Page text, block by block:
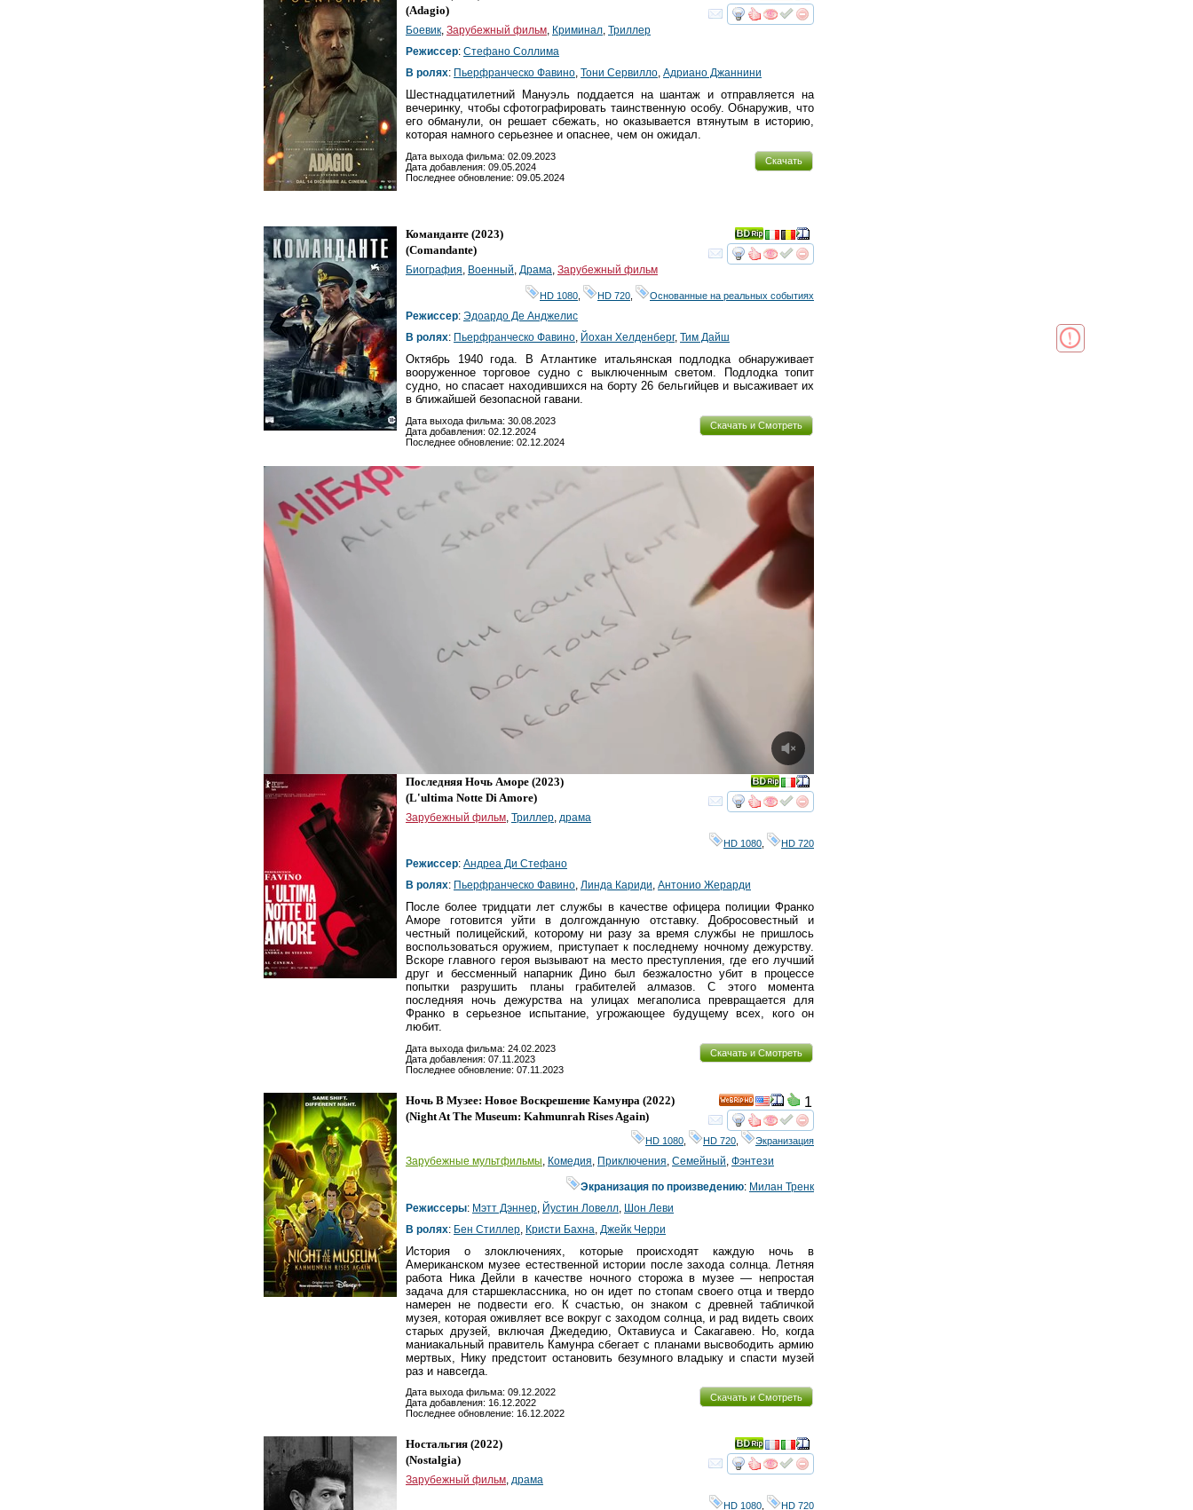
смотретьинтересует
HD
(Adagio)
Боевик, Зарубежный фильм, Криминал, Триллер
Режиссер: Стефано Соллима
В ролях: Пьерфранческо Фавино, Тони Сервилло, Адриано Джаннини
Шестнадцатилетний Мануэль поддается на шантаж и отправляется на
вечеринку, чтобы сфотографировать таинственную особу. Обнаружив, что
его обманули, он решает сбежать, но оказывается втянутым в историю,
которая намного серьезнее и опаснее, чем он ожидал.
Скачать
Дата выхода фильма: 02.09.2023
Дата добавления: 09.05.2024
Последнее обновление: 09.05.2024
смотретьинтересует
Команданте (2023)
(Comandante)
Биография, Военный, Драма, Зарубежный фильм
HD 1080 HD 720 Основанные на реальных событиях
Режиссер: Эдоардо Де Анджелис
В ролях: Пьерфранческо Фавино, Йохан Хелденберг, Тим Дайш
Октябрь 1940 года. В Атлантике итальянская подлодка обнаруживает
вооруженное торговое судно с выключенным светом. Подлодка топит
судно, но спасает находившихся на борту 26 бельгийцев и высаживает их
в ближайшей безопасной гавани.
Скачать и Смотреть
Дата выхода фильма: 30.08.2023
Дата добавления: 02.12.2024
Последнее обновление: 02.12.2024
смотретьинтересует
Последняя Ночь Аморе (2023)
(L'ultima Notte Di Amore)
Зарубежный фильм Триллер драма
HD 1080 HD 720
Режиссер: Андреа Ди Стефано
В ролях: Пьерфранческо Фавино Линда Кариди Антонио Жерарди
После более тридцати лет службы в качестве офицера полиции Франко
Аморе готовится уйти в долгожданную отставку. Добросовестный и
честный полицейский, которому ни разу за время службы не пришлось
воспользоваться оружием, приступает к последнему ночному дежурству.
Вскоре главного героя вызывают на место преступления, где его лучший
друг и бессменный напарник Дино был безжалостно убит в процессе
попытки разрушить планы грабителей алмазов. С этого момента
последняя ночь дежурства на улицах мегаполиса превращается для
Франко в серьезное испытание, угрожающее будущему всех, кого он
любит.
Скачать и Смотреть
Дата выхода фильма: 24.02.2023
Дата добавления: 07.11.2023
Последнее обновление: 07.11.2023
смотретьинтересует
HD
1
Ночь В Музее: Новое Воскрешение Камунра (2022)
(Night At The Museum: Kahmunrah Rises Again)
HD 1080 HD 720 Экранизация
Зарубежные мультфильмы Комедия Приключения Семейный Фэнтези
Экранизация по произведению: Милан Тренк
Режиссеры: Мэтт Дэннер Йустин Ловелл Шон Леви
В ролях: Бен Стиллер Кристи Бахна Джейк Черри
История о злоключениях, которые происходят каждую ночь в
Американском музее естественной истории после захода солнца. Летняя
работа Ника Дейли в качестве ночного сторожа в музее — непростая
задача для старшеклассника, но он идет по стопам своего отца и твердо
намерен не подвести его. К счастью, он знаком с древней табличкой
музея, которая оживляет все вокруг с заходом солнца, и рад видеть своих
старых друзей, включая Джедедию, Октавиуса и Сакагавею. Но, когда
маниакальный правитель Камунра сбегает с планами высвободить армию
мертвых, Нику предстоит остановить безумного владыку и спасти музей
раз и навсегда.
Скачать и Смотреть
Дата выхода фильма: 09.12.2022
Дата добавления: 16.12.2022
Последнее обновление: 16.12.2022
смотретьинтересует
Ностальгия (2022)
(Nostalgia)
Зарубежный фильм, драма
HD 1080 HD 720